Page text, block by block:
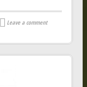
Leave a comment